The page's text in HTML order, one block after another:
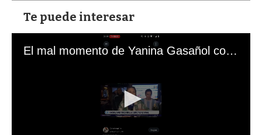
Te puede interesar
El mal momento de Yanina Gasañol con un hincha argentino en "Subrayado"